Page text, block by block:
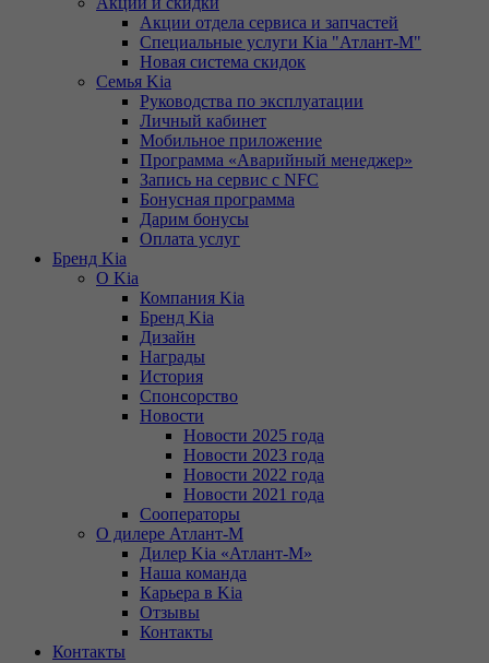
Акции отдела сервиса и запчастей
Специальные услуги Kia "Атлант-М"
Новая система скидок
Семья Kia
Руководства по эксплуатации
Личный кабинет
Мобильное приложение
Программа «Аварийный менеджер»
Запись на сервис с NFC
Бонусная программа
Дарим бонусы
Оплата услуг
Бренд Kia
О Kia
Компания Kia
Бренд Kia
Дизайн
Награды
История
Спонсорство
Новости
Новости 2025 года
Новости 2023 года
Новости 2022 года
Новости 2021 года
Сооператоры
О дилере Атлант-М
Дилер Kia «Атлант-М»
Наша команда
Карьера в Kia
Отзывы
Контакты
Контакты